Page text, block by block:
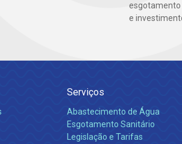
esgotamento
e
Serviços
Abastecimento de Água
Esgotamento Sanitário
Legislação e Tarifas